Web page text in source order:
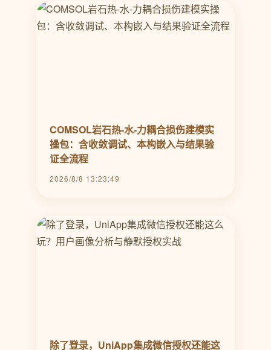
COMSOL岩石热-水-力耦合损伤建模实
操包：含收敛调试、本构嵌入与结果验
证全流程
2026/8/8 13:23:49
除了登录，UniApp集成微信授权还能这